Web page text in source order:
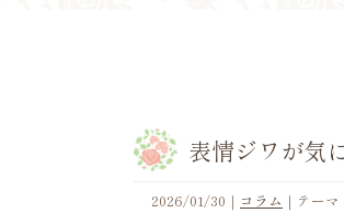
表情ジワが気
2026/01/30 ｜ コラム ｜テーマ